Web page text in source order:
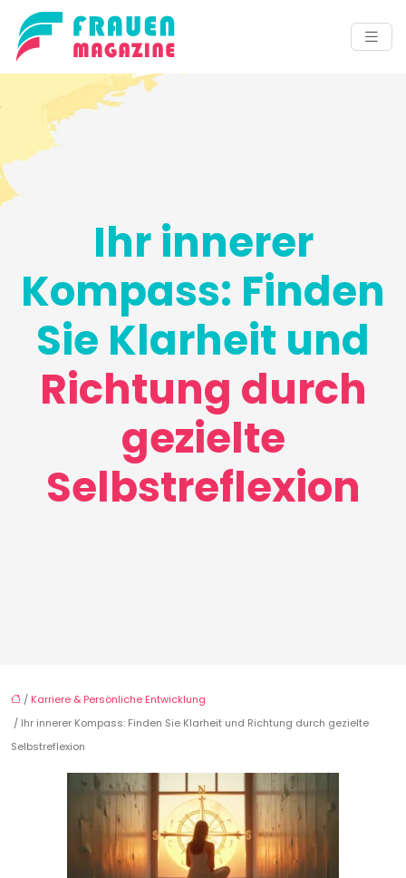
Ihr innerer
Kompass: Finden
Sie Klarheit und
Richtung durch
gezielte
Selbstreflexion
/ Karriere & Persönliche Entwicklung
/ Ihr innerer Kompass: Finden Sie Klarheit und Richtung durch gezielte
Selbstreflexion